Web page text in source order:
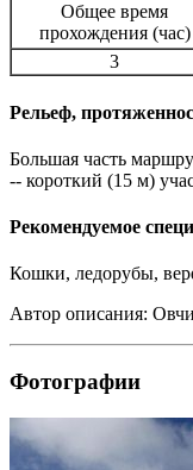
Общее время
прохождения (час)
3
Рельеф,
Большая часть
-- короткий (15 м)
Рекомендуемое
Кошки, ледорубы,
Автор описания:
Фотографии